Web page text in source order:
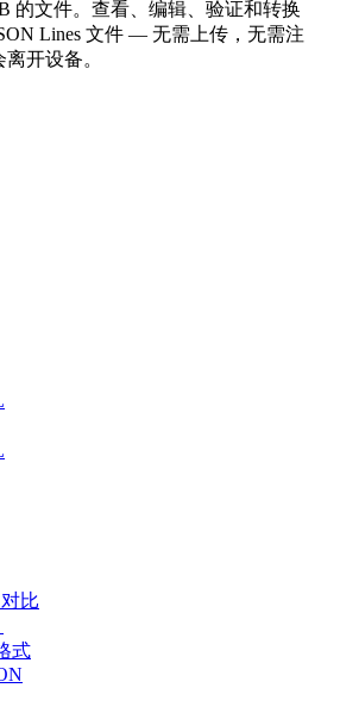
的文件。查看、编辑、验证和转换
Lines 文件 — 无需上传，无需注
开设备。
比
式